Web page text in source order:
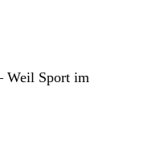
Weil Sport im